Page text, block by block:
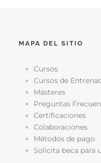
MAPA DEL SITIO
Cursos
Cursos de
Másteres
Preguntas
Certificaciones
Colaboraciones
Métodos de pago
Solicita beca para